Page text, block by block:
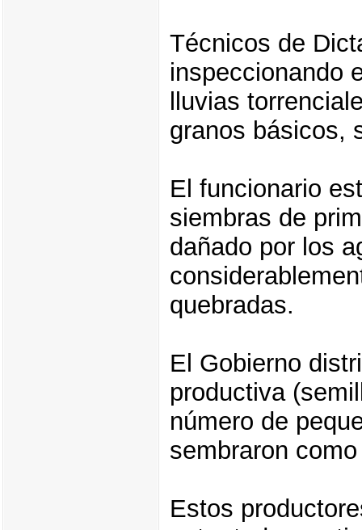
Técnicos de
inspeccionando
lluvias
granos básicos,
El funcionario
siembras de
dañado por los
quebradas.
El Gobierno
productiva
número de
sembraron
Estos